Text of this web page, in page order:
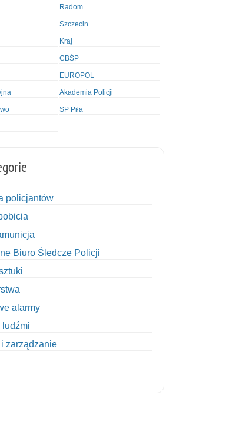
Radom
Szczecin
Kraj
CBŚP
EUROPOL
Akademia Policji
SP Piła
policjantów
Biuro Śledcze Policji
alarmy
ludźmi
zarządzanie